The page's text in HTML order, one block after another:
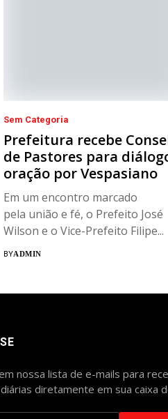
Sem Categoria
Prefeitura recebe
de Pastores para
oração por Vespasiano
Em um encontro marcado
pela união e fé, o Prefeito José
Wilson e o Vice-Prefeito Filipe...
BYADMIN
nossa lista de e-mails para
diretamente em sua caixa